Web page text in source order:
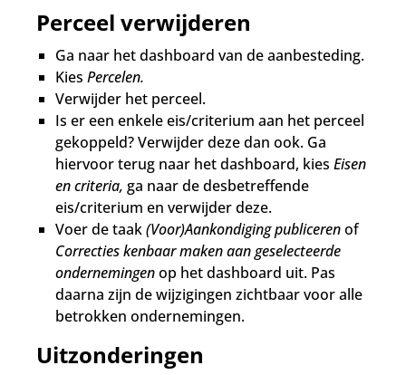
Perceel verwijderen
Ga naar het dashboard van de aanbesteding.
Kies Percelen.
Verwijder het perceel.
Is er een enkele eis/criterium aan het perceel
gekoppeld? Verwijder deze dan ook. Ga
hiervoor terug naar het dashboard, kies Eisen
en criteria, ga naar de desbetreffende
eis/criterium en verwijder deze.
Voer de taak(Voor)Aankondiging publicerenof
Correcties kenbaar maken aan geselecteerde
ondernemingenop het dashboard uit. Pas
daarna zijn de wijzigingen zichtbaar voor alle
betrokken ondernemingen.
Uitzonderingen